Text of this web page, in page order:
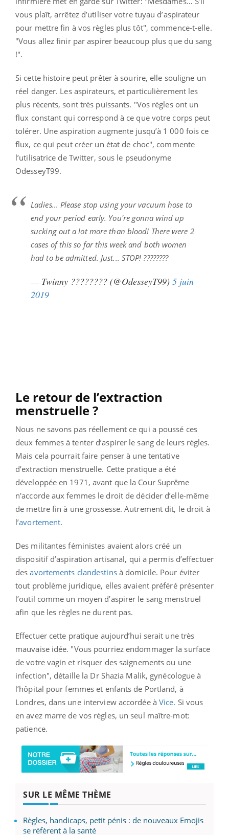
vous plaît, arrêtez d’utiliser votre tuyau d’aspirateur
pour mettre fin à vos règles plus tôt", commence-t-elle.
"Vous allez finir par aspirer beaucoup plus que du sang
!".
Si cette histoire peut prêter à sourire, elle souligne un
réel danger. Les aspirateurs, et particulièrement les
plus récents, sont très puissants. "Vos règles ont un
flux constant qui correspond à ce que votre corps peut
tolérer. Une aspiration augmente jusqu’à 1 000 fois ce
flux, ce qui peut créer un état de choc", commente
l’utilisatrice de Twitter, sous le pseudonyme
OdesseyT99.
Ladies... Please stop using your vacuum hose to
end your period early. You're gonna wind up
sucking out a lot more than blood! There were 2
cases of this so far this week and both women
had to be admitted. Just... STOP! ????????
— Twinny ???????? (@OdesseyT99) 5 juin
2019
Le retour de l’extraction
menstruelle ?
Nous ne savons pas réellement ce qui a poussé ces
deux femmes à tenter d’aspirer le sang de leurs règles.
Mais cela pourrait faire penser à une tentative
d’extraction menstruelle. Cette pratique a été
développée en 1971, avant que la Cour Suprême
n'accorde aux femmes le droit de décider d’elle-même
de mettre fin à une grossesse. Autrement dit, le droit à
l’avortement.
Des militantes féministes avaient alors créé un
dispositif d’aspiration artisanal, qui a permis d’effectuer
desavortements clandestinsà domicile. Pour éviter
tout problème juridique, elles avaient préféré présenter
l’outil comme un moyen d’aspirer le sang menstruel
afin que les règles ne durent pas.
Effectuer cette pratique aujourd’hui serait une très
mauvaise idée. "Vous pourriez endommager la surface
de votre vagin et risquer des saignements ou une
infection", détaille la Dr Shazia Malik, gynécologue à
l’hôpital pour femmes et enfants de Portland, à
Londres, dans une interview accordée à Vice. Si vous
en avez marre de vos règles, un seul maître-mot:
patience.
SUR LE MÊME THÈME
Règles, handicaps, petit pénis : de nouveaux Emojis
se réfèrent à la santé